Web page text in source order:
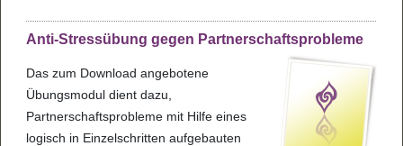
Anti-Stressübung gegen Partnerschaftsprobleme
Das zum Download angebotene
Übungsmodul dient dazu,
Partnerschaftsprobleme mit Hilfe eines
logisch in Einzelschritten aufgebauten